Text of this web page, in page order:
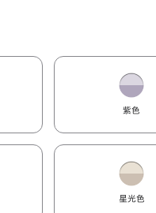
紫色
星光色